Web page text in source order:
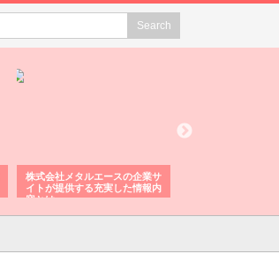
株式会社メタルエースの企業サ
イトが提供する充実した情報内
容とは